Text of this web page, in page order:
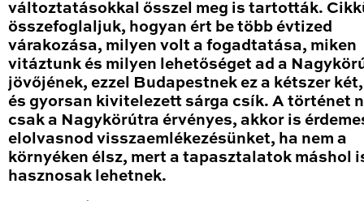
változtatásokkal ősszel meg is tartották.
összefoglaljuk, hogyan ért be több évtized
várakozása, milyen volt a fogadtatása, miken
vitáztunk és milyen lehetőséget ad a
jövőjének, ezzel Budapestnek ez a kétszer
és gyorsan kivitelezett sárga csík. A történet
csak a Nagykörútra érvényes, akkor is
elolvasnod visszaemlékezésünket, ha nem a
környéken élsz, mert a tapasztalatok máshol
hasznosak lehetnek.